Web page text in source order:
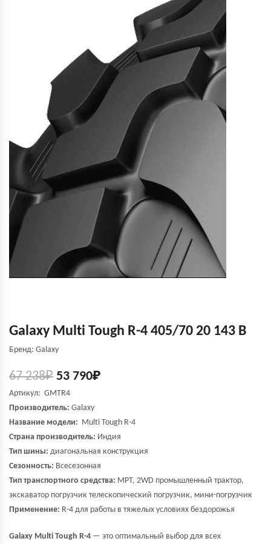
Galaxy Multi Tough R-4 405/70 20 143 B
Бренд: Galaxy
67 238₽ 53 790₽
Артикул: GMTR4
Производитель: Galaxy
Название модели: Multi Tough R-4
Страна производитель: Индия
Тип шины: диагональная конструкция
Сезонность: Всесезонная
Тип транспортного средства: MPT, 2WD промышленный трактор,
экскаватор погрузчик телескопический погрузчик, мини-погрузчик
Применение: R-4 для работы в тяжелых условиях бездорожья
Galaxy Multi Tough R-4 — это оптимальный выбор для всех